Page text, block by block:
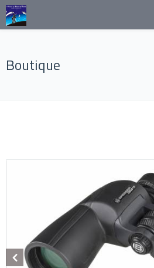
Boutique